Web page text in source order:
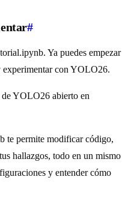
#
Ya puedes empezar
experimentar con YOLO26.
te permite modificar código,
hallazgos, todo en un mismo
y entender cómo